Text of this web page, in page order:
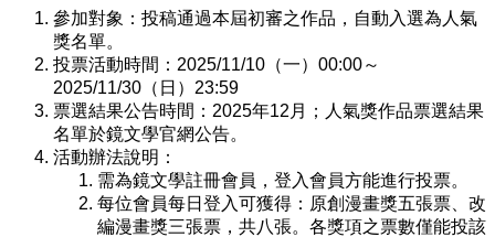
參加對象：投稿通過本屆初審之作品，自動入選為人氣
獎名單。
投票活動時間：2025/11/10（一）00:00～
2025/11/30（日）23:59
票選結果公告時間：2025年12月；人氣獎作品票選結果
名單於鏡文學官網公告。
活動辦法說明：
需為鏡文學註冊會員，登入會員方能進行投票。
每位會員每日登入可獲得：原創漫畫獎五張票、改
編漫畫獎三張票，共八張。各獎項之票數僅能投該